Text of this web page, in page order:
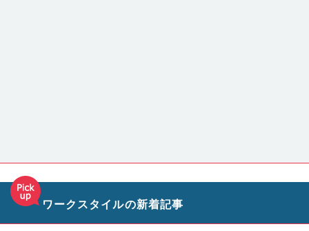
ワークスタイルの新着記事